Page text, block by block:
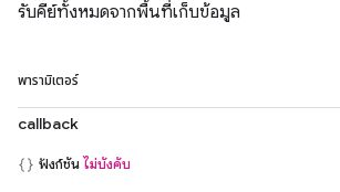
รับคีย์ทั้งหมดจากพื้นที่เก็บข้อมูล
พารามิเตอร์
callback
ฟังก์ชัน ไม่บังคับ